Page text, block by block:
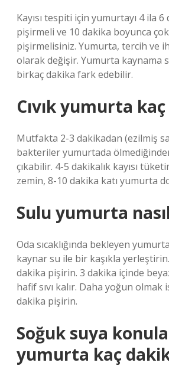
Kayısı tespiti için yumurtayı 4 ila 6
pişirmeli ve 10 dakika boyunca
pişirmelisiniz. Yumurta, tercih ve
olarak değişir. Yumurta kaynama
birkaç dakika fark edebilir.
Cıvık yumurta
Mutfakta 2-3 dakikadan (ezilmiş
bakteriler yumurtada
çıkabilir. 4-5 dakikalık kayısı
zemin, 8-10 dakika katı yumurta
Sulu yumurta
Oda sıcaklığında bekleyen
kaynar su ile bir kaşıkla
dakika pişirin. 3 dakika içinde
hafif sıvı kalır. Daha yoğun olmak
dakika pişirin.
Soğuk suya
yumurta kaç